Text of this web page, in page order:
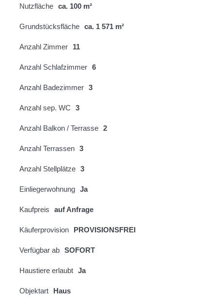
Nutzfläche ca. 100 m²
Grundstücksfläche ca. 1 571 m²
Anzahl Zimmer 11
Anzahl Schlafzimmer 6
Anzahl Badezimmer 3
Anzahl sep. WC 3
Anzahl Balkon / Terrasse 2
Anzahl Terrassen 3
Anzahl Stellplätze 3
Einliegerwohnung Ja
Kaufpreis auf Anfrage
Käuferprovision PROVISIONSFREI
Verfügbar ab SOFORT
Haustiere erlaubt Ja
Objektart Haus